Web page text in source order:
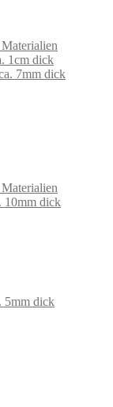
1cm dick
7mm dick
10mm dick
5mm dick